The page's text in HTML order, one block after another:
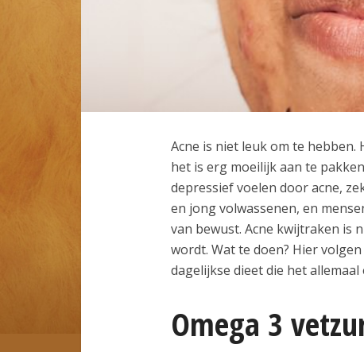
Acne is niet leuk om te
het is erg moeilijk aan te
depressief voelen door acne,
en jong volwassenen, en
van bewust. Acne kwijtraken is
wordt. Wat te doen? Hier
dagelijkse dieet die het
Omega 3